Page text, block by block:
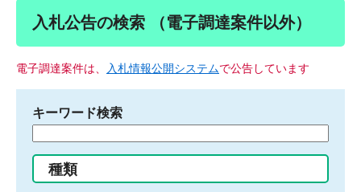
入札公告の検索 （電子調達案件以外）
電子調達案件は、 入札情報公開システムで公告しています
キーワード検索
る
種類